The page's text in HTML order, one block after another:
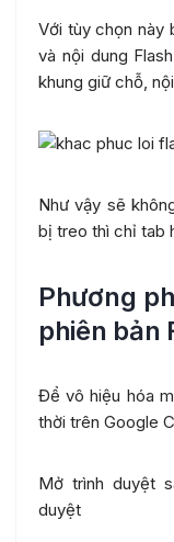
Với tùy chọn này
và nội dung
khung giữ chỗ,
Như vậy sẽ
bị treo thì chỉ tab
Phương
phiên bản
Để vô hiệu hóa
thời trên Google
Mở trình duyệt
duyệt